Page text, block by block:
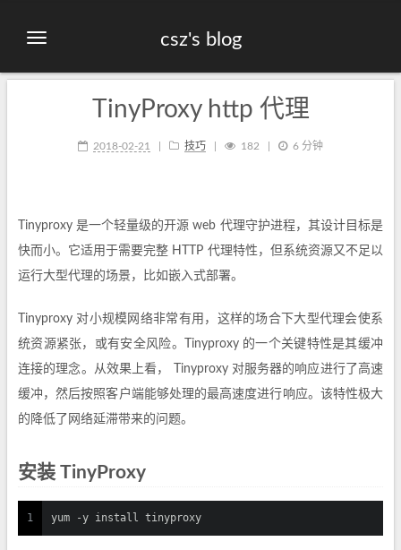
csz's blog
TinyProxy http 代理
2018-02-21 技巧 182 6 分钟
Tinyproxy 是一个轻量级的开源 web 代理守护进程，其设计目标是
快而小。它适用于需要完整 HTTP 代理特性，但系统资源又不足以
运行大型代理的场景，比如嵌入式部署。
Tinyproxy 对小规模网络非常有用，这样的场合下大型代理会使系
统资源紧张，或有安全风险。Tinyproxy 的一个关键特性是其缓冲
连接的理念。从效果上看， Tinyproxy 对服务器的响应进行了高速
缓冲，然后按照客户端能够处理的最高速度进行响应。该特性极大
的降低了网络延滞带来的问题。
安装 TinyProxy
1 yum -y install tinyproxy